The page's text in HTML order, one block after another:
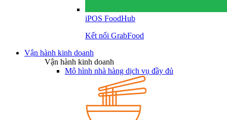
iPOS FoodHub
Kết nối GrabFood
Vận hành kinh doanh
Vận hành kinh doanh
Mô hình nhà hàng dịch vụ đầy đủ